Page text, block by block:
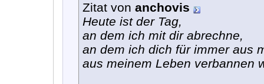
Zitat von anchovis
Heute ist der Tag,
an dem ich mit dir abrechne,
an dem ich dich für immer aus
aus meinem Leben verbannen